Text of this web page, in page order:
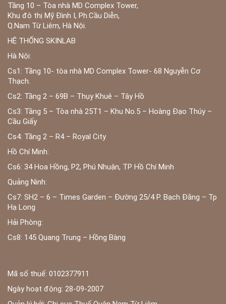
Tầng 10 – Tòa nhà MD Complex Tower,
Khu đô thị Mỹ Đình I, Ph.Cầu Diễn,
Q.Nam Từ Liêm, Hà Nội.
HỆ THỐNG SKINLAB
Hà Nội:
Cs1: Tầng 10- tòa nhà MD Complex Tower- 68 Nguyễn Cơ
Thạch.
Cs2: Tầng 2 – 69B – Thụy Khuê – Tây Hồ
Cs3: Tầng 5 – Tòa nhà 25T1 – Khu No.5 – Hoàng Đạo Thúy –
Cầu Giấy
Cs4: Tầng 2 – R4 – Royal City
Hồ Chí Minh:
Cs6: 34 Hoa Hồng, P2, Phú Nhuận, TP Hồ Chí Minh
Quảng Ninh:
Cs7: SH2 – 6 – Times Garden – Đường 25/4 P. Bạch Đằng – Tp
Hạ Long
Hải Phòng:
Cs8: 145 Quang Trung – Hồng Bàng
Mã số thuế: 0102377911
Ngày hoạt động: 28-09-2007